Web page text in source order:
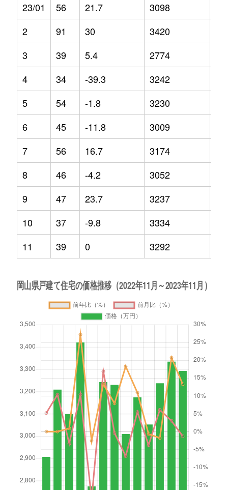
23/01
56 21.7 3098
2
91 30 3420
3
39 5.4 2774
4
34 -39.3 3242
5
54 -1.8 3230
6
45 -11.8 3009
7
56 16.7 3174
8
46 -4.2 3052
9
47 23.7 3237
10
37 -9.8 3334
11
39 0 3292